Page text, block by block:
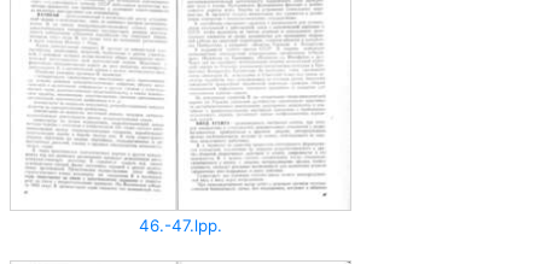
46.-47.lpp.